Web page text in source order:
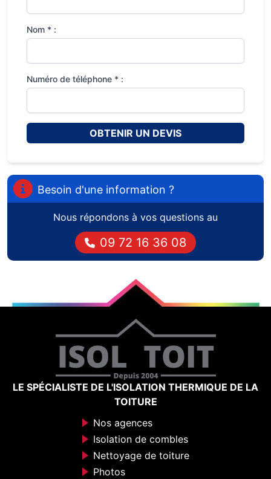
Nom * :
Numéro de téléphone * :
OBTENIR UN DEVIS
Besoin d'une information ?
Nous répondons à vos questions au
09 72 16 36 08
LE SPÉCIALISTE DE L'ISOLATION THERMIQUE DE LA
TOITURE
Nos agences
Isolation de combles
Nettoyage de toiture
Photos